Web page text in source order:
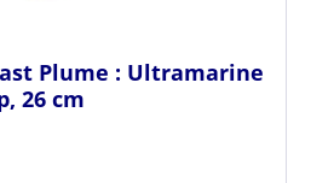
Plume : Ultramarine
26 cm